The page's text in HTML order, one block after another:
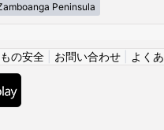
Peninsula
の安全| お問い合わせ| よく